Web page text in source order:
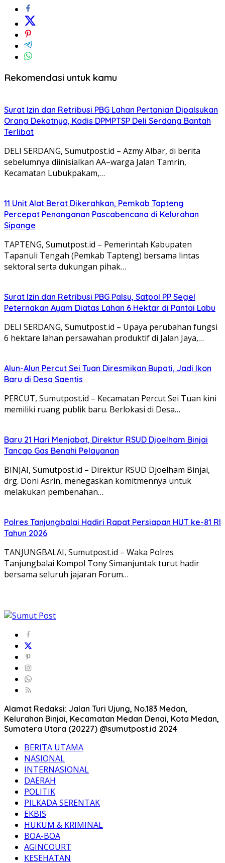
Rekomendasi untuk kamu
Surat Izin dan Retribusi PBG Lahan Pertanian Dipalsukan
Orang Dekatnya, Kadis DPMPTSP Deli Serdang Bantah
Terlibat
DELI SERDANG, Sumutpost.id – Azmy Albar, di berita
sebelumnya diinisialkan AA–warga Jalan Tamrin,
Kecamatan Lubukpakam,…
11 Unit Alat Berat Dikerahkan, Pemkab Tapteng
Percepat Penanganan Pascabencana di Kelurahan
Sipange
TAPTENG, Sumutpost.id – Pemerintah Kabupaten
Tapanuli Tengah (Pemkab Tapteng) bersama lintas
sektoral serta dukungan pihak…
Surat Izin dan Retribusi PBG Palsu, Satpol PP Segel
Peternakan Ayam Diatas Lahan 6 Hektar di Pantai Labu
DELI SERDANG, Sumutpost.id – Upaya perubahan fungsi
6 hektare lahan persawahan produktif di Jalan Jaya,…
Alun-Alun Percut Sei Tuan Diresmikan Bupati, Jadi Ikon
Baru di Desa Saentis
PERCUT, Sumutpost.id – Kecamatan Percut Sei Tuan kini
memiliki ruang publik baru. Berlokasi di Desa…
Baru 21 Hari Menjabat, Direktur RSUD Djoelham Binjai
Tancap Gas Benahi Pelayanan
BINJAI, Sumutpost.id – Direktur RSUD Djoelham Binjai,
drg. Doni Asrin, menegaskan komitmennya untuk
melakukan pembenahan…
Polres Tanjungbalai Hadiri Rapat Persiapan HUT ke-81 RI
Tahun 2026
TANJUNGBALAI, Sumutpost.id – Waka Polres
Tanjungbalai Kompol Tony Simanjuntak turut hadir
bersama seluruh jajaran Forum…
Alamat Redaksi: Jalan Turi Ujung, No.183 Medan,
Kelurahan Binjai, Kecamatan Medan Denai, Kota Medan,
Sumatera Utara (20227) @sumutpost.id 2024
BERITA UTAMA
NASIONAL
INTERNASIONAL
DAERAH
POLITIK
PILKADA SERENTAK
EKBIS
HUKUM & KRIMINAL
BOA-BOA
AGINCOURT
KESEHATAN